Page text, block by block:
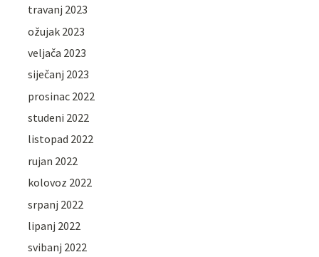
travanj 2023
ožujak 2023
veljača 2023
siječanj 2023
prosinac 2022
studeni 2022
listopad 2022
rujan 2022
kolovoz 2022
srpanj 2022
lipanj 2022
svibanj 2022